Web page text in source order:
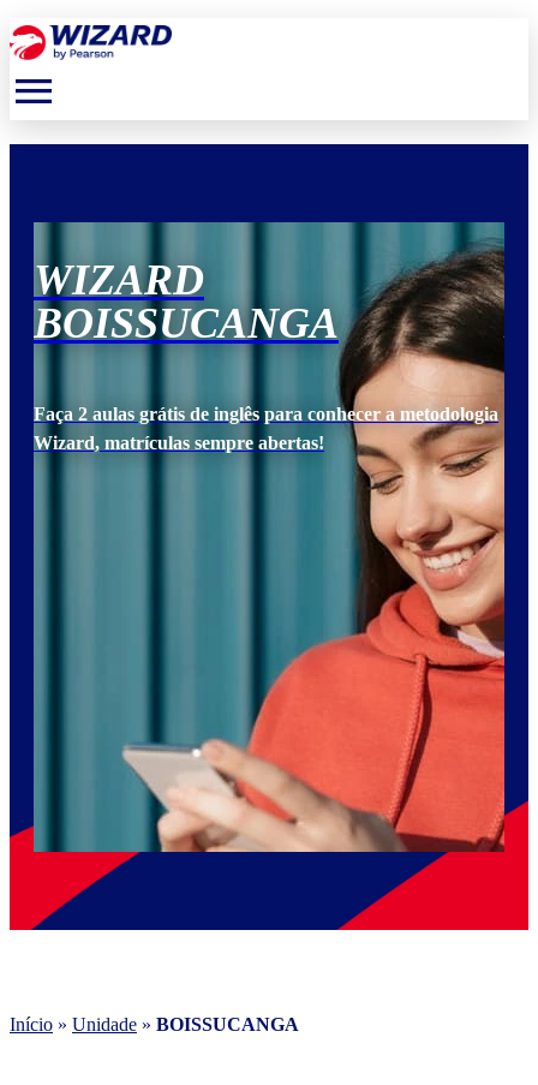
menu
WIZARD
BOISSUCANGA
Faça 2 aulas grátis de inglês para conhecer a metodologia
Wizard, matrículas sempre abertas!
Início » Unidade » BOISSUCANGA